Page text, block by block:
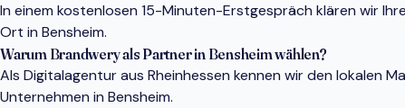
In einem kostenlosen 15-Minuten-Erstgespräch klären wir
Ort in Bensheim.
Warum Brandwery als Partner in Bensheim wählen?
Als Digitalagentur aus Rheinhessen kennen wir den lokalen
Unternehmen in Bensheim.